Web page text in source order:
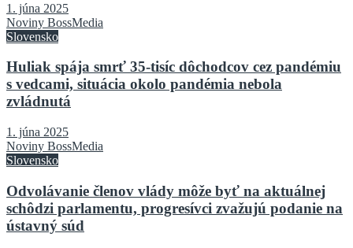
1. júna 2025
Noviny BossMedia
Slovensko
Huliak spája smrť 35-tisíc dôchodcov cez pandémiu
s vedcami, situácia okolo pandémia nebola
zvládnutá
1. júna 2025
Noviny BossMedia
Slovensko
Odvolávanie členov vlády môže byť na aktuálnej
schôdzi parlamentu, progresívci zvažujú podanie na
ústavný súd